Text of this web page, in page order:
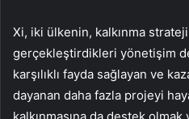
Xi, iki ülkenin, kalkınma
gerçekleştirdikleri yönetişim
karşılıklı fayda sağlayan ve
dayanan daha fazla projeyi